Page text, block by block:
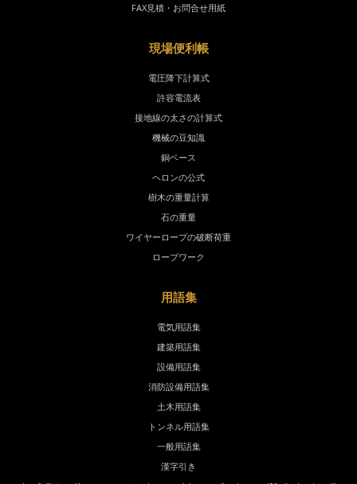
FAX見積・お問合せ用紙
現場便利帳
電圧降下計算式
許容電流表
接地線の太さの計算式
機械の豆知識
銅ベース
ヘロンの公式
樹木の重量計算
石の重量
ワイヤーロープの破断荷重
ロープワーク
用語集
電気用語集
建築用語集
設備用語集
消防設備用語集
土木用語集
トンネル用語集
一般用語集
漢字引き